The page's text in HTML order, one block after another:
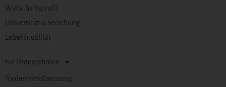
Wirtschaftsprofil
Universität & Forschung
Lebensqualität
Für Unternehmen
Fördermittelberatung